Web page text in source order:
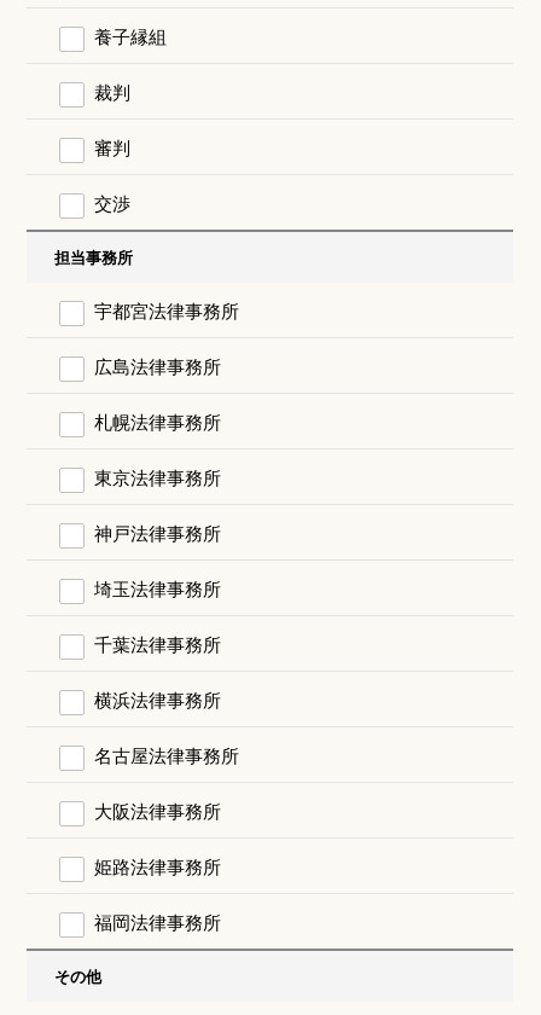
養子縁組
裁判
審判
交渉
担当事務所
宇都宮法律事務所
広島法律事務所
札幌法律事務所
東京法律事務所
神戸法律事務所
埼玉法律事務所
千葉法律事務所
横浜法律事務所
名古屋法律事務所
大阪法律事務所
姫路法律事務所
福岡法律事務所
その他